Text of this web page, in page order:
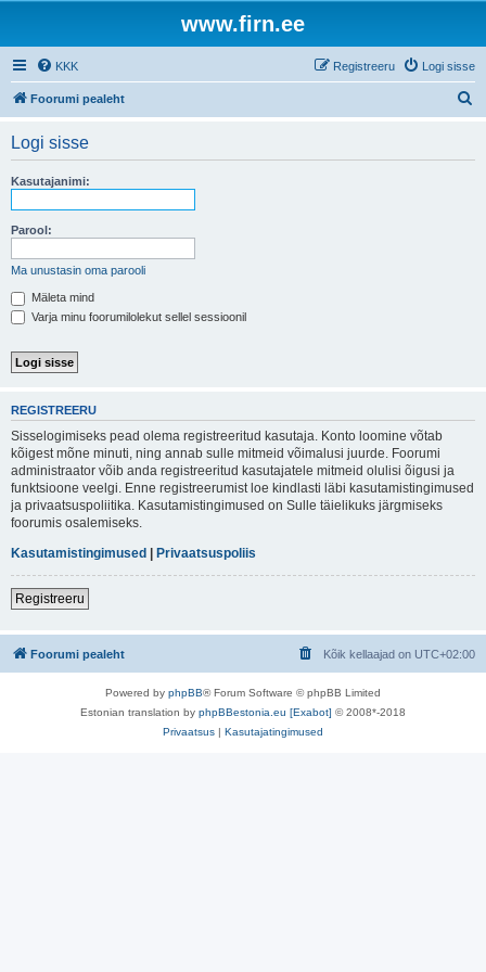
www.firn.ee
KKK Logi sisse
Registreeru
Foorumi pealeht
Logi sisse
Kasutajanimi:
Parool:
Ma unustasin oma parooli
Mäleta mind
Varja minu foorumilolekut sellel sessioonil
REGISTREERU
Sisselogimiseks pead olema registreeritud kasutaja. Konto loomine võtab
kõigest mõne minuti, ning annab sulle mitmeid võimalusi juurde. Foorumi
administraator võib anda registreeritud kasutajatele mitmeid olulisi õigusi ja
funktsioone veelgi. Enne registreerumist loe kindlasti läbi kasutamistingimused
ja privaatsuspoliitika. Kasutamistingimused on Sulle täielikuks järgmiseks
foorumis osalemiseks.
Kasutamistingimused | Privaatsuspoliis
Registreeru
Foorumi pealeht Kõik kellaajad on UTC+02:00
Powered by phpBB® Forum Software © phpBB Limited
Estonian translation by phpBBestonia.eu [Exabot] © 2008*-2018
Privaatsus | Kasutajatingimused